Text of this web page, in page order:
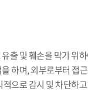
출 및 훼손을 막기 위
하며, 외부로부터 접
으로 감시 및 차단하고